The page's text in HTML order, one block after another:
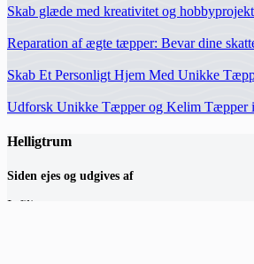
Skab glæde med kreativitet og
Reparation af ægte tæpper: Bevar dine
Skab Et Personligt Hjem Med Unikke
Udforsk Unikke Tæpper og Kelim Tæpper
Helligtrum
Siden ejes og udgives af
Infili